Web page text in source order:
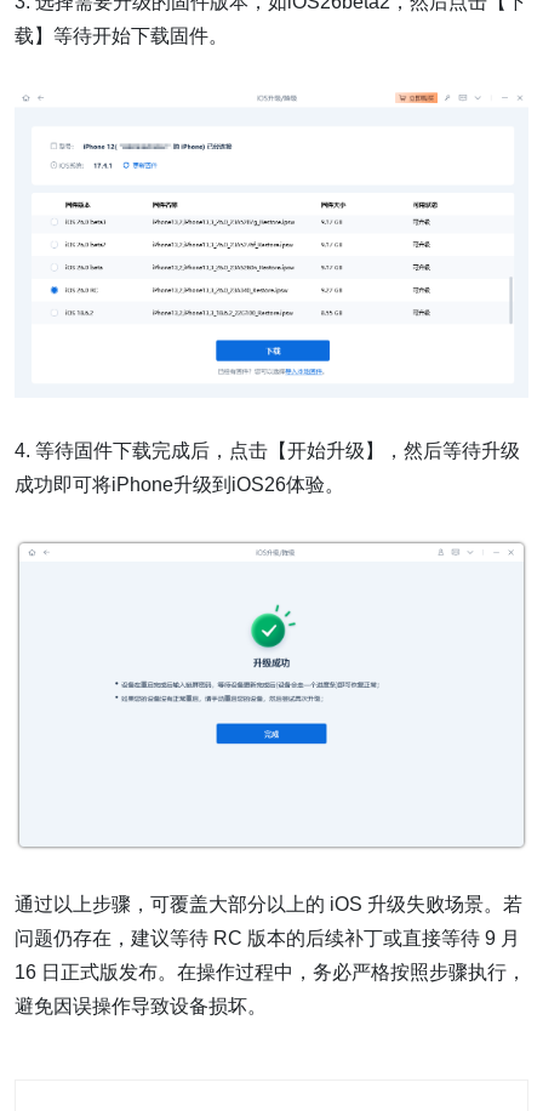
载】等待开始下载固件。
4. 等待固件下载完成后，点击【开始升级】，然后等待升级
成功即可将iPhone升级到iOS26体验。
通过以上步骤，可覆盖大部分以上的 iOS 升级失败场景。若
问题仍存在，建议等待 RC 版本的后续补丁或直接等待 9 月
16 日正式版发布。在操作过程中，务必严格按照步骤执行，
避免因误操作导致设备损坏。